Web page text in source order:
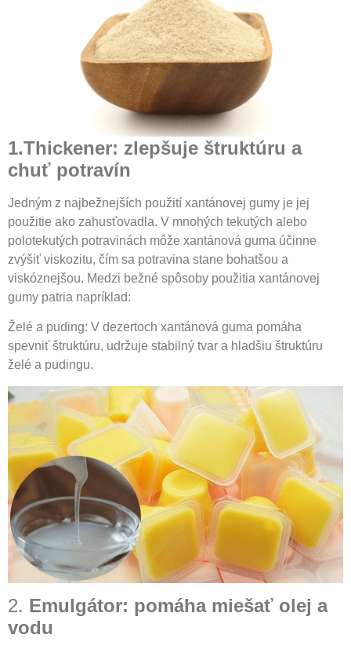
1.Thickener: zlepšuje štruktúru a
chuť potravín
Jedným z najbežnejších použití xantánovej gumy je jej
použitie ako zahusťovadla. V mnohých tekutých alebo
polotekutých potravinách môže xantánová guma účinne
zvýšiť viskozitu, čím sa potravina stane bohatšou a
viskóznejšou. Medzi bežné spôsoby použitia xantánovej
gumy patria napríklad:
Želé a puding: V dezertoch xantánová guma pomáha
spevniť štruktúru, udržuje stabilný tvar a hladšiu štruktúru
želé a pudingu.
2. Emulgátor: pomáha miešať olej a
vodu